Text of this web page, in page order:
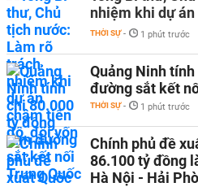
nhiệm khi dự
THỜI SỰ - 1 phút trước
Quảng Ninh
đường sắt kết
THỜI SỰ - 1 phút trước
Chính phủ đề
86.100 tỷ đồng
Hà Nội - Hải